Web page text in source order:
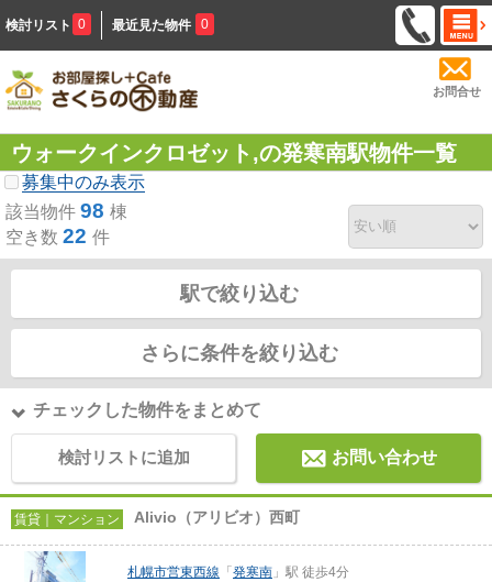
検討リスト 0 最近見た物件 0
お問合せ
ウォークインクロゼット,の発寒南駅物件一覧
募集中のみ表示
該当物件 98 棟
空き数 22 件
駅で絞り込む
さらに条件を絞り込む
チェックした物件をまとめて
検討リストに追加 お問い合わせ
賃貸｜マンション Alivio（アリビオ）西町
札幌市営東西線 「 発寒南 」駅 徒歩4分